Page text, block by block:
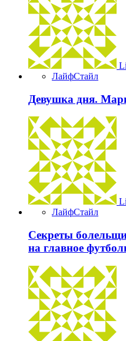
ЛайфСтайл
Девушка дня.
ЛайфСтайл
Секреты
на главное